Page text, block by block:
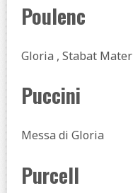
Poulenc
Gloria , Stabat Mater
Puccini
Messa di Gloria
Purcell